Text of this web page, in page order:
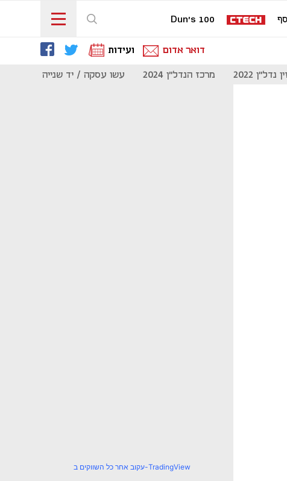
Dun's 100
דואר אדום ועידות
נדל"ן 2022 מרכז הנדל"ן 2024 עשו עסקה / יד שנייה
עקוב אחר כל השווקים ב-TradingView